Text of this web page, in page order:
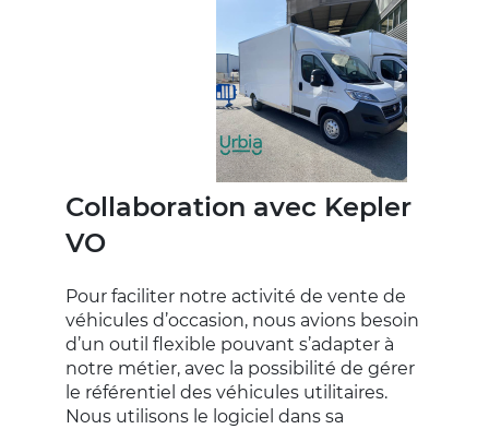
Collaboration avec Kepler
VO
Pour faciliter notre activité de vente de
véhicules d’occasion, nous avions besoin
d’un outil flexible pouvant s’adapter à
notre métier, avec la possibilité de gérer
le référentiel des véhicules utilitaires.
Nous utilisons le logiciel dans sa